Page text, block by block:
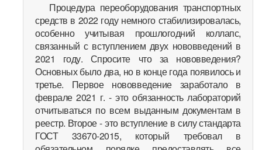
Процедура переоборудования транспортных
средств в 2022 году немного стабилизировалась,
особенно учитывая прошлогодний коллапс,
связанный с вступлением двух нововведений в
2021 году. Спросите что за нововведения?
Основных было два, но в конце года появилось и
третье. Первое нововведение заработало в
феврале 2021 г. - это обязанность лабораторий
отчитываться по всем выданным документам в
реестр. Второе - это вступление в силу стандарта
ГОСТ 33670-2015, который требовал в